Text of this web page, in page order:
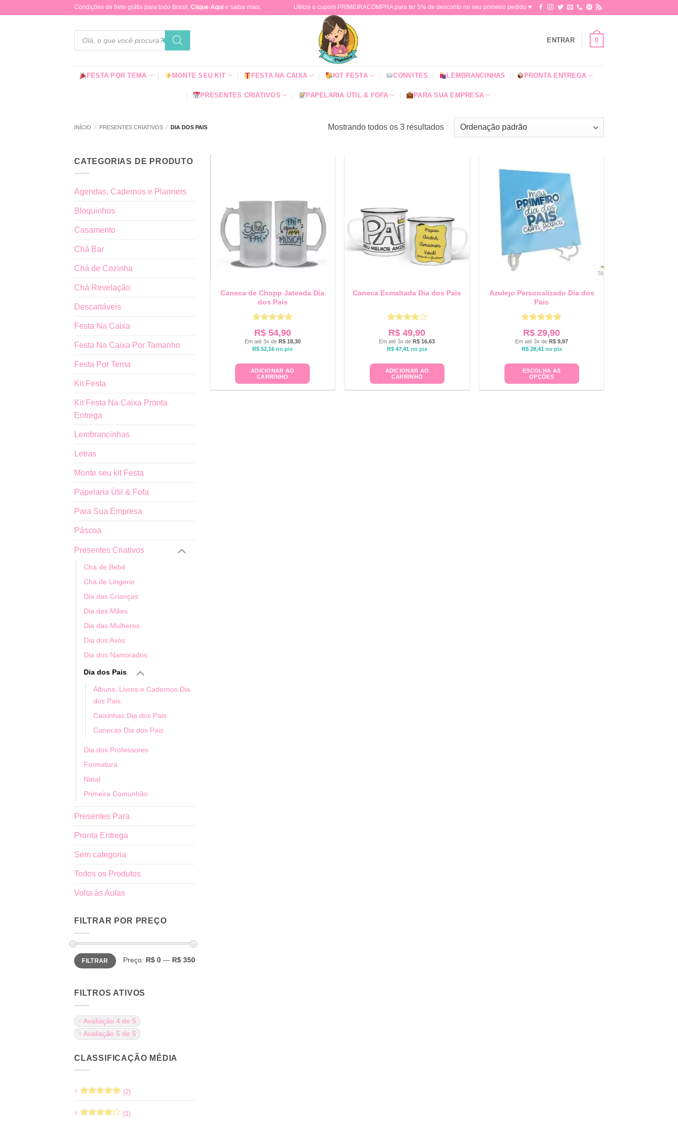
Condições de frete grátis para todo Brasil, Clique Aqui e saiba mais. Utilize o cupom PRIMEIRACOMPRA para ter 5% de desconto no seu primeiro pedido ♥​
Pesquisar
produtos
ENTRAR 0
FESTA POR TEMA MONTE SEU KIT FESTA NA CAIXA KIT FESTA CONVITES LEMBRANCINHAS PRONTA ENTREGA
PRESENTES CRIATIVOS PAPELARIA ÚTIL & FOFA PARA SUA EMPRESA
INÍCIO / PRESENTES CRIATIVOS / DIA DOS PAIS Mostrando todos os 3 resultados
CATEGORIAS DE PRODUTO
Agendas, Cadernos e Planners
Bloquinhos
Casamento
Chá Bar
Chá de Cozinha
Chá Revelação
Descartáveis
Festa Na Caixa
Festa Na Caixa Por Tamanho
Festa Por Tema
Kit Festa
Kit Festa Na Caixa Pronta
Entrega
Lembrancinhas
Letras
Monte seu kit Festa
Papelaria Útil & Fofa
Para Sua Empresa
Páscoa
Presentes Criativos
Chá de Bebê
Chá de Lingerie
Dia das Crianças
Dia das Mães
Dia das Mulheres
Dia dos Avós
Dia dos Namorados
Dia dos Pais
Álbuns, Livros e Cadernos Dia
dos Pais
Caixinhas Dia dos Pais
Canecas Dia dos Pais
Dia dos Professores
Formatura
Natal
Primeira Comunhão
Presentes Para
Pronta Entrega
Sem categoria
Todos os Produtos
Volta às Aulas
FILTRAR POR PREÇO
Preço
mínimo
Preço
máximo
FILTRAR Preço: R$ 0 — R$ 350
FILTROS ATIVOS
Avaliação 4 de 5
Avaliação 5 de 5
CLASSIFICAÇÃO MÉDIA
de 5
(2)
(1)
Caneca de Chopp Jateada Dia
dos Pais
Avaliação5
de 5
R$54,90
Em até 3x de R$18,30
R$ 52,16 no pix
ADICIONAR AO
CARRINHO
Caneca Esmaltada Dia dos Pais
Avaliação
4de 5
R$ 49,90
Em até 3x deR$ 16,63
R$47,41 no pix
ADICIONAR AO
CARRINHO
Azulejo Personalizado Dia dos
Pais
Avaliação5
de 5
R$ 29,90
Em até 3x deR$ 9,97
R$28,41 no pix
ESCOLHA AS
OPÇÕES